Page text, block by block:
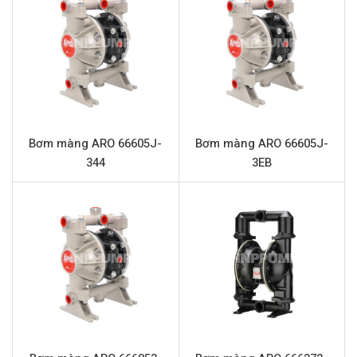
dụng yêu cầu tính linh hoạt cao.
Thông số kỹ thuật ARO 666270-144-C
THÔNG SỐ
ARO 666270-144-C
Chất liệu thân bơm
Nhôm
Lưu lượng tối đa
Áp suất tối đa
Cổng hút xả
2” (Kết nối ren)
Vật liệu màng
PTFE (Teflon)
Kích thước chất rắn tối đa
Bơm màng ARO 66605J-
344
Bơm màng ARO 66605J-
3EB